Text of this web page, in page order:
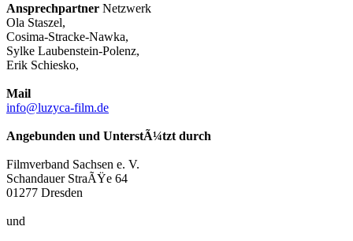
Ansprechpartner Netzwerk
Ola Staszel,
Cosima-Stracke-Nawka,
Sylke Laubenstein-Polenz,
Erik Schiesko,
Mail
info@luzyca-film.de
Angebunden und UnterstÃ¼tzt durch
Filmverband Sachsen e. V.
Schandauer StraÃŸe 64
01277 Dresden
und